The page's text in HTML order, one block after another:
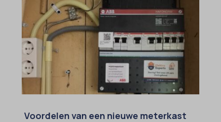
Voordelen van een nieuwe meterkast